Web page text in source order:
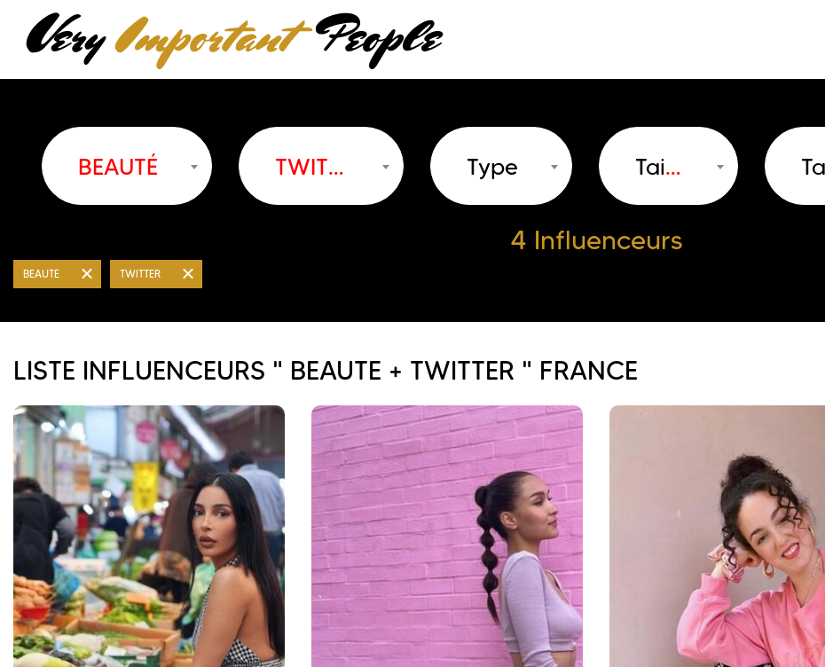
BEAUTÉ TWITTER Type Taille
4 Influenceurs
BEAUTE TWITTER
LISTE INFLUENCEURS " BEAUTE + TWITTER " FRANCE